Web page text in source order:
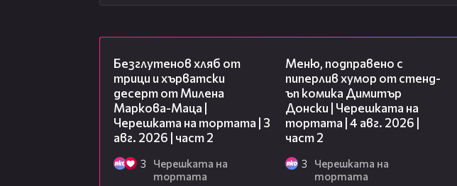
Безглутенов хляб от
трици и хърватски
десерт от Милена
Маркова-Маца |
Черешката на тортата | 3
авг. 2026 | част 2
3
Черешката на
тортата
Меню, подправено с
пиперлив хумор от стенд-
ъп комика Димитър
Донски | Черешката на
тортата | 4 авг. 2026 |
част 2
3
Черешката на
тортата